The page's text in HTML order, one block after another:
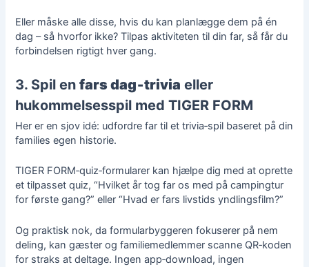
Eller måske alle disse, hvis du kan planlægge dem på én
dag – så hvorfor ikke? Tilpas aktiviteten til din far, så får du
forbindelsen rigtigt hver gang.
3. Spil enfars dag‑trivia eller
hukommelsesspil med TIGER FORM
Her er en sjov idé: udfordre far til et trivia‑spil baseret på din
families egen historie.
TIGER FORM‑quiz‑formularer kan hjælpe dig med at oprette
et tilpasset quiz, “Hvilket år tog far os med på campingtur
for første gang?” eller “Hvad er fars livstids yndlingsfilm?”
Og praktisk nok, da formularbyggeren fokuserer på nem
deling, kan gæster og familiemedlemmer scanne QR‑koden
for straks at deltage. Ingen app‑download, ingen